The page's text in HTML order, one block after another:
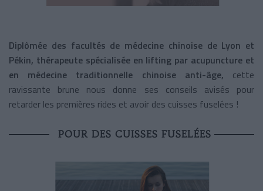
Diplômée des facultés de médecine chinoise de Lyon et
Pékin, thérapeute spécialisée en lifting par acupuncture et
en médecine traditionnelle chinoise anti-âge, cette
ravissante brune nous donne ses conseils avisés pour
retarder les premières rides et avoir des cuisses fuselées !
POUR DES CUISSES FUSELÉES